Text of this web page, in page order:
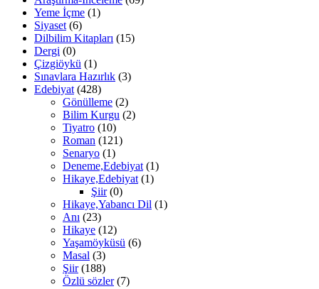
Yeme İçme (1)
Siyaset (6)
Dilbilim Kitapları (15)
Dergi (0)
Çizgiöykü (1)
Sınavlara Hazırlık (3)
Edebiyat (428)
Gönülleme (2)
Bilim Kurgu (2)
Tiyatro (10)
Roman (121)
Senaryo (1)
Deneme,Edebiyat (1)
Hikaye,Edebiyat (1)
Şiir (0)
Hikaye,Yabancı Dil (1)
Anı (23)
Hikaye (12)
Yaşamöyküsü (6)
Masal (3)
Şiir (188)
Özlü sözler (7)